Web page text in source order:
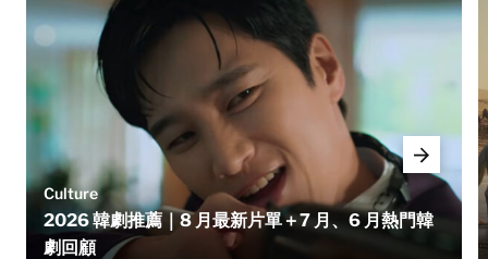
Culture
2026 韓劇推薦｜8 月最新片單＋7 月、6 月熱門韓
劇回顧